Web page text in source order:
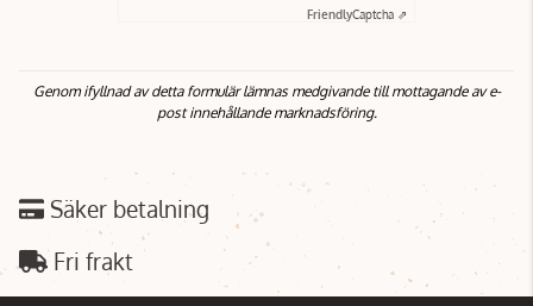
FriendlyCaptcha ⇗
Genom ifyllnad av detta formulär lämnas medgivande till mottagande av e-
post innehållande marknadsföring.
Säker betalning
Fri frakt